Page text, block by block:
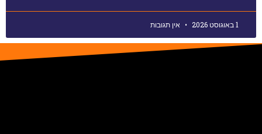
1 באוגוסט 2026 אין תגובות